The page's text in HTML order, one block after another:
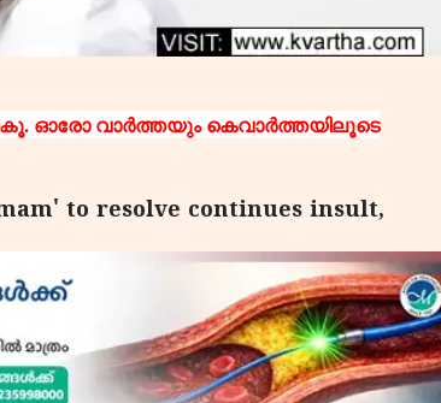
ഓരോ വാര്‍ത്തയും കെവാര്‍ത്തയിലൂടെ
to resolve continues insult,